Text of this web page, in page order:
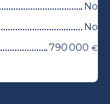
No
No
790 000 €